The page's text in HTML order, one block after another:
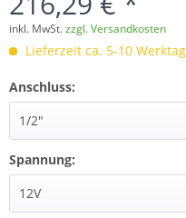
inkl. MwSt.zzgl. Versandkosten
Lieferzeit ca. 5-10
Anschluss:
Spannung: